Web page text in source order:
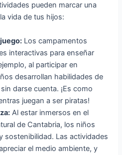
pueden marcar una
vida de tus hijos:
Los campamentos
interactivas para enseñar
al participar en
desarrollan habilidades de
darse cuenta. ¡Es como
juegan a ser piratas!
Al estar inmersos en el
de Cantabria, los niños
sostenibilidad. Las actividades
el medio ambiente, y